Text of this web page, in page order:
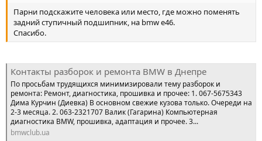
Парни подскажите человека или место, где можно поменять
задний ступичный подшипник, на bmw e46.
Спасибо.
Контакты разборок и ремонта BMW в Днепре
По просьбам трудящихся минимизировали тему разборок и
ремонта: Ремонт, диагностика, прошивка и прочее: 1. 067-5675343
Дима Курчин (Диевка) В основном свежие кузова только. Очереди на
2-3 месяца. 2. 063-2321707 Валик (Гагарина) Компьютерная
диагностика BMW, прошивка, адаптация и прочее. 3...
bmwclub.ua